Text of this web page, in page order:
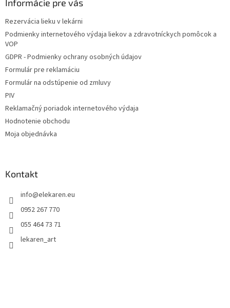
Informácie pre vás
Rezervácia lieku v lekárni
Podmienky internetového výdaja liekov a zdravotníckych pomôcok a
VOP
GDPR - Podmienky ochrany osobných údajov
Formulár pre reklamáciu
Formulár na odstúpenie od zmluvy
PIV
Reklamačný poriadok internetového výdaja
Hodnotenie obchodu
Moja objednávka
Kontakt
info@elekaren.eu
0952 267 770
055 464 73 71
lekaren_art